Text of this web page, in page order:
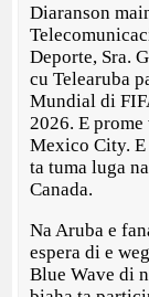
Diaranson
Deporte, Sra.
cu Telearuba
Mundial di
2026. E
Mexico City. E
ta tuma luga
Canada.
Na Aruba e
espera di e
Blue Wave di